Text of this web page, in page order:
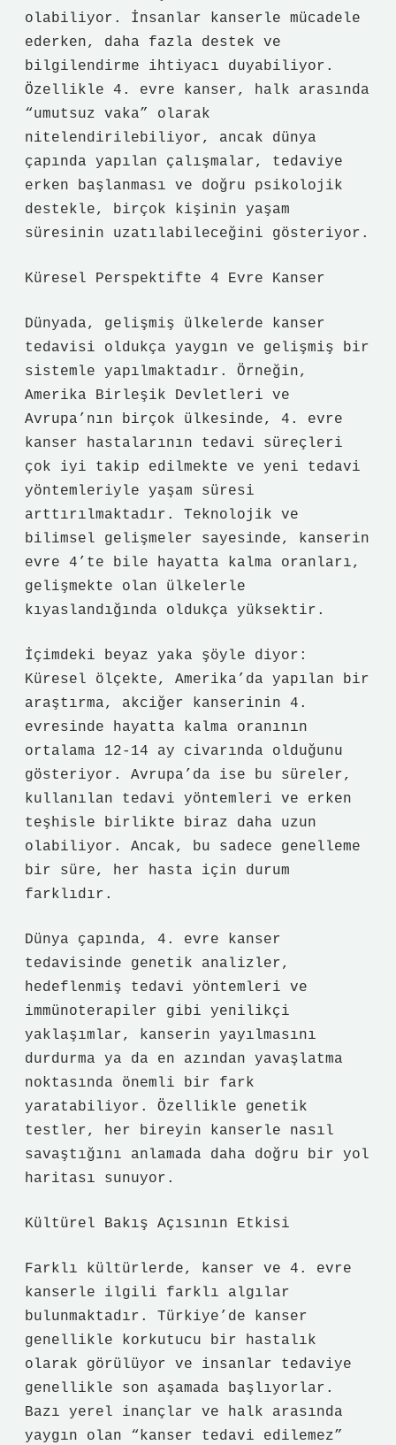
olabiliyor. İnsanlar kanserle mücadele
ederken, daha fazla destek ve
bilgilendirme ihtiyacı duyabiliyor.
Özellikle 4. evre kanser, halk arasında
“umutsuz vaka” olarak
nitelendirilebiliyor, ancak dünya
çapında yapılan çalışmalar, tedaviye
erken başlanması ve doğru psikolojik
destekle, birçok kişinin yaşam
süresinin uzatılabileceğini gösteriyor.
Küresel Perspektifte 4 Evre Kanser
Dünyada, gelişmiş ülkelerde kanser
tedavisi oldukça yaygın ve gelişmiş bir
sistemle yapılmaktadır. Örneğin,
Amerika Birleşik Devletleri ve
Avrupa’nın birçok ülkesinde, 4. evre
kanser hastalarının tedavi süreçleri
çok iyi takip edilmekte ve yeni tedavi
yöntemleriyle yaşam süresi
arttırılmaktadır. Teknolojik ve
bilimsel gelişmeler sayesinde, kanserin
evre 4’te bile hayatta kalma oranları,
gelişmekte olan ülkelerle
kıyaslandığında oldukça yüksektir.
İçimdeki beyaz yaka şöyle diyor:
Küresel ölçekte, Amerika’da yapılan bir
araştırma, akciğer kanserinin 4.
evresinde hayatta kalma oranının
ortalama 12-14 ay civarında olduğunu
gösteriyor. Avrupa’da ise bu süreler,
kullanılan tedavi yöntemleri ve erken
teşhisle birlikte biraz daha uzun
olabiliyor. Ancak, bu sadece genelleme
bir süre, her hasta için durum
farklıdır.
Dünya çapında, 4. evre kanser
tedavisinde genetik analizler,
hedeflenmiş tedavi yöntemleri ve
immünoterapiler gibi yenilikçi
yaklaşımlar, kanserin yayılmasını
durdurma ya da en azından yavaşlatma
noktasında önemli bir fark
yaratabiliyor. Özellikle genetik
testler, her bireyin kanserle nasıl
savaştığını anlamada daha doğru bir yol
haritası sunuyor.
Kültürel Bakış Açısının Etkisi
Farklı kültürlerde, kanser ve 4. evre
kanserle ilgili farklı algılar
bulunmaktadır. Türkiye’de kanser
genellikle korkutucu bir hastalık
olarak görülüyor ve insanlar tedaviye
genellikle son aşamada başlıyorlar.
Bazı yerel inançlar ve halk arasında
yaygın olan “kanser tedavi edilemez”